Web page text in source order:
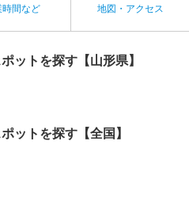
時間など 地図・アクセス
ットを探す【山形県】
ットを探す【全国】